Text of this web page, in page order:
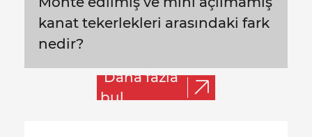
kanat tekerlekleri arasındaki fark
nedir?
Daha fazla
bul